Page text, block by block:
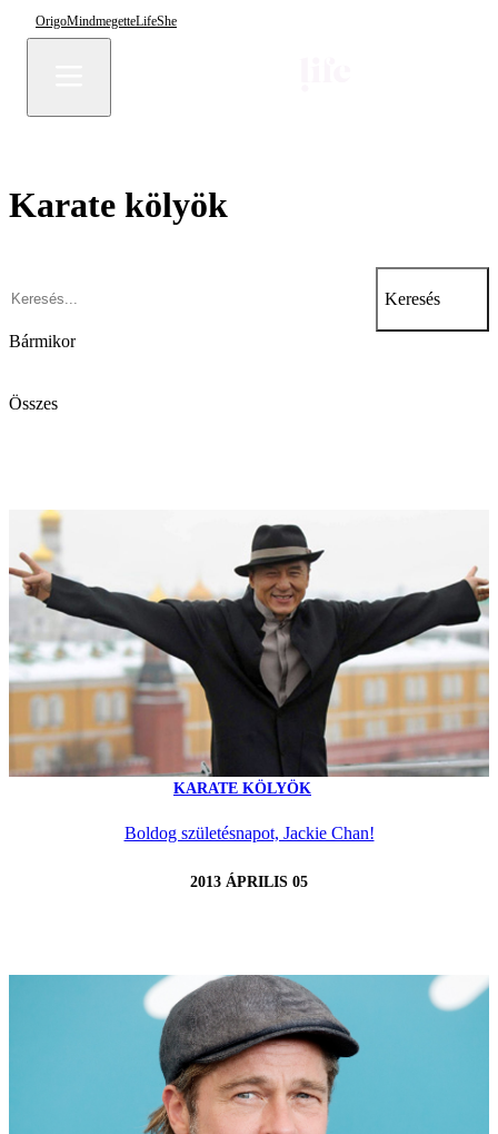
OrigoMindmegetteLifeShe
Karate kölyök
Keresés
Bármikor
Összes
KARATE KÖLYÖK
Boldog születésnapot, Jackie Chan!
2013 ÁPRILIS 05